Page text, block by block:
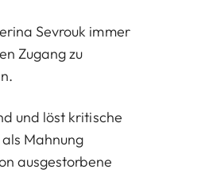
Sevrouk immer
Zugang zu
und löst kritische
Mahnung
ausgestorbene